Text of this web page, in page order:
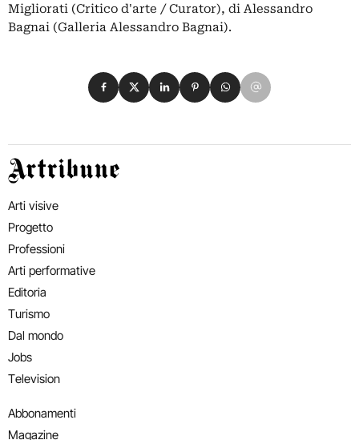
Migliorati (Critico d'arte / Curator), di Alessandro
Bagnai (Galleria Alessandro Bagnai).
Condividi su Facebook
Condividi su X
Condividi su LinkedIn
Condividi su Pinterest
Condividi su WhatsApp
Condividi su Email
Artribune
Arti visive
Progetto
Professioni
Arti performative
Editoria
Turismo
Dal mondo
Jobs
Television
Abbonamenti
Magazine